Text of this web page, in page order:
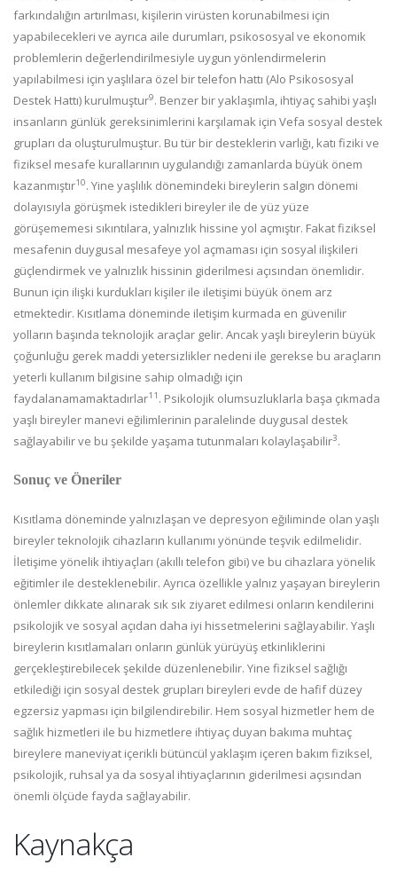
farkındalığın artırılması, kişilerin virüsten korunabilmesi için
yapabilecekleri ve ayrıca aile durumları, psikososyal ve ekonomik
problemlerin değerlendirilmesiyle uygun yönlendirmelerin
yapılabilmesi için yaşlılara özel bir telefon hattı (Alo Psikososyal
Destek Hattı) kurulmuştur9. Benzer bir yaklaşımla, ihtiyaç sahibi yaşlı
insanların günlük gereksinimlerini karşılamak için Vefa sosyal destek
grupları da oluşturulmuştur. Bu tür bir desteklerin varlığı, katı fiziki ve
fiziksel mesafe kurallarının uygulandığı zamanlarda büyük önem
kazanmıştır10. Yine yaşlılık dönemindeki bireylerin salgın dönemi
dolayısıyla görüşmek istedikleri bireyler ile de yüz yüze
görüşememesi sıkıntılara, yalnızlık hissine yol açmıştır. Fakat fiziksel
mesafenin duygusal mesafeye yol açmaması için sosyal ilişkileri
güçlendirmek ve yalnızlık hissinin giderilmesi açısından önemlidir.
Bunun için ilişki kurdukları kişiler ile iletişimi büyük önem arz
etmektedir. Kısıtlama döneminde iletişim kurmada en güvenilir
yolların başında teknolojik araçlar gelir. Ancak yaşlı bireylerin büyük
çoğunluğu gerek maddi yetersizlikler nedeni ile gerekse bu araçların
yeterli kullanım bilgisine sahip olmadığı için
faydalanamamaktadırlar11 . Psikolojik olumsuzluklarla başa çıkmada
yaşlı bireyler manevi eğilimlerinin paralelinde duygusal destek
sağlayabilir ve bu şekilde yaşama tutunmaları kolaylaşabilir3.
Sonuç ve Öneriler
Kısıtlama döneminde yalnızlaşan ve depresyon eğiliminde olan yaşlı
bireyler teknolojik cihazların kullanımı yönünde teşvik edilmelidir.
İletişime yönelik ihtiyaçları (akıllı telefon gibi) ve bu cihazlara yönelik
eğitimler ile desteklenebilir. Ayrıca özellikle yalnız yaşayan bireylerin
önlemler dikkate alınarak sık sık ziyaret edilmesi onların kendilerini
psikolojik ve sosyal açıdan daha iyi hissetmelerini sağlayabilir. Yaşlı
bireylerin kısıtlamaları onların günlük yürüyüş etkinliklerini
gerçekleştirebilecek şekilde düzenlenebilir. Yine fiziksel sağlığı
etkilediği için sosyal destek grupları bireyleri evde de hafif düzey
egzersiz yapması için bilgilendirebilir. Hem sosyal hizmetler hem de
sağlık hizmetleri ile bu hizmetlere ihtiyaç duyan bakıma muhtaç
bireylere maneviyat içerikli bütüncül yaklaşım içeren bakım fiziksel,
psikolojik, ruhsal ya da sosyal ihtiyaçlarının giderilmesi açısından
önemli ölçüde fayda sağlayabilir.
Kaynakça